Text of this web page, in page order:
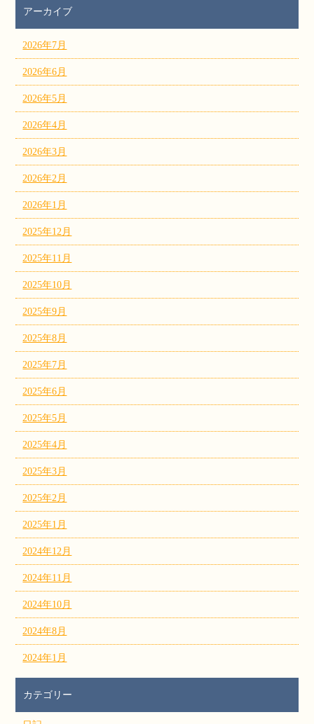
アーカイブ
2026年7月
2026年6月
2026年5月
2026年4月
2026年3月
2026年2月
2026年1月
2025年12月
2025年11月
2025年10月
2025年9月
2025年8月
2025年7月
2025年6月
2025年5月
2025年4月
2025年3月
2025年2月
2025年1月
2024年12月
2024年11月
2024年10月
2024年8月
2024年1月
カテゴリー